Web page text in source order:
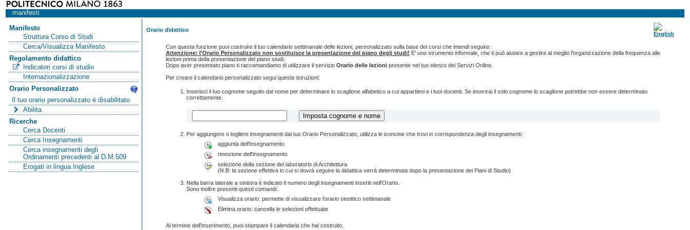
manifesti
Manifesto
Struttura Corso di Studi
Cerca/Visualizza Manifesto
Regolamento didattico
Indicatori corsi di studio
Internazionalizzazione
Orario Personalizzato
Il tuo orario personalizzato è disabilitato
Abilita
Ricerche
Cerca Docenti
Cerca Insegnamenti
Cerca insegnamenti degli
Ordinamenti precedenti al D.M.509
Erogati in lingua Inglese
Orario didattico
Con questa funzione puoi costruire il tuo calendario settimanale delle lezioni, personalizzato sulla base dei corsi che intendi seguire.
Attenzione: l'Orario Personalizzato non sostituisce la presentazione del piano degli studi! E' uno strumento informale, che ti può aiutare a gestire al meglio l'organizzazione della frequenza alle
lezioni prima della presentazione del piano studi.
Dopo aver presentato piano ti raccomandiamo di utilizzare il servizio Orario delle lezionipresente nel tuo elenco dei Servizi Online.
Per creare il calendario personalizzato segui queste istruzioni:
Inserisci il tuo cognome seguito dal nome per determinare lo scaglione alfabetico a cui appartieni e i tuoi docenti. Se inserirai il solo cognome lo scaglione potrebbe non essere determinato
correttamente.
Per aggiungere o togliere insegnamenti dal tuo Orario Personalizzato, utilizza le iconcine che trovi in corrispondenza degli insegnamenti:
aggiunta dell'insegnamento
rimozione dell'insegnamento
selezione della sezione del laboratorio di Architettura
(N.B: la sezione effettiva in cui si dovrà seguire la didattica verrà determinata dopo la presentazione dei Piani di Studio)
Nella barra laterale a sinistra è indicato il numero degli insegnamenti inseriti nell'Orario.
Sono inoltre presenti questi comandi:
Visualizza orario: permette di visualizzare l'orario sinottico settimanale
Elimina orario: cancella le selezioni effettuate
Al termine dell'inserimento, puoi stampare il calendario che hai costruito.